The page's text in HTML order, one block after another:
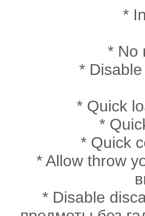
*
* No
*
* Quick
*
* Quick
* Allow throw
* Disable